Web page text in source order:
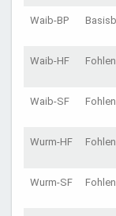
Waib-BP
Waib-HF
Waib-SF
Wurm-HF
Wurm-SF